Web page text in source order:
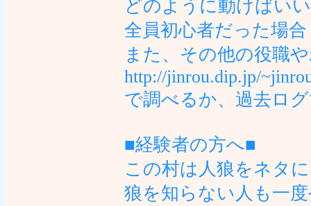
どのように動けばい
全員初心者だった場
また、その他の役職
http://jinrou.dip.jp/
で調べるか、過去ロ
■経験者の方へ■
この村は人狼をネタ
狼を知らない人も一